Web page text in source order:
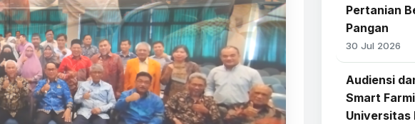
Pertanian
Pangan
30 Jul 2026
Audiensi
Smart
Universitas